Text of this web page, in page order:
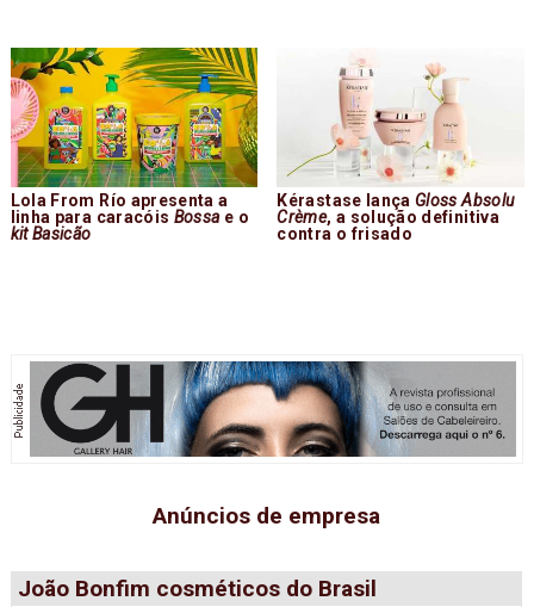
Lola From Río apresenta a
linha para caracóis Bossa e o
kit Basicão
Kérastase lança Gloss Absolu
Crème, a solução definitiva
contra o frisado
Anúncios de empresa
João Bonfim cosméticos do Brasil